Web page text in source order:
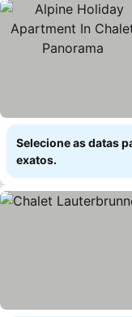
Selecione as datas
exatos.